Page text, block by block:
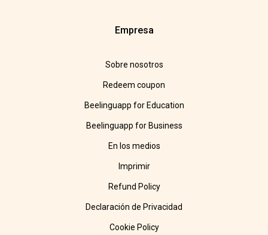
Empresa
Sobre nosotros
Redeem coupon
Beelinguapp for Education
Beelinguapp for Business
En los medios
Imprimir
Refund Policy
Declaración de Privacidad
Cookie Policy